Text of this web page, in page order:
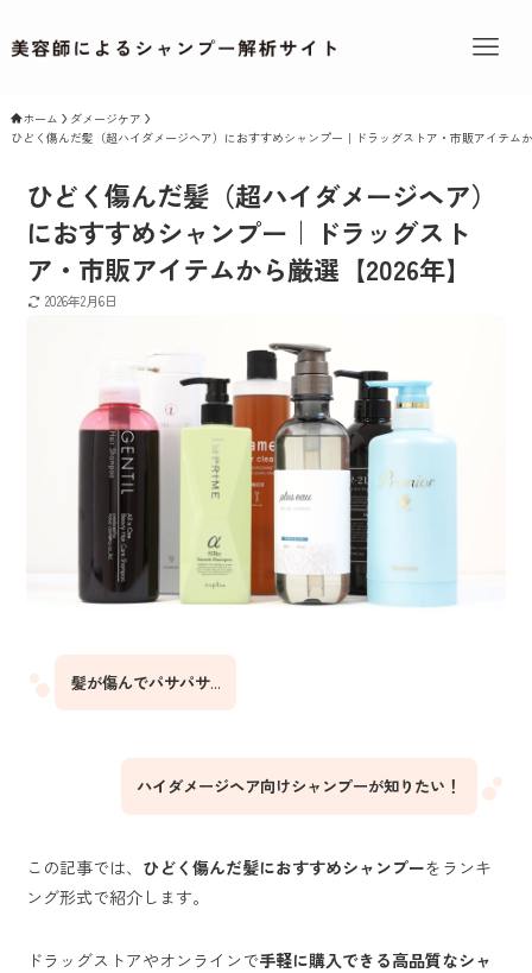
ホーム
ダメージケア
ひどく傷んだ髪（超ハイダメージヘア）におすすめシャンプー｜ドラッグストア・市販アイテムか
ひどく傷んだ髪（超ハイダメージヘア）
におすすめシャンプー｜ドラッグスト
ア・市販アイテムから厳選【2026年】
2026年2月6日
髪が傷んでパサパサ...
ハイダメージヘア向けシャンプーが知りたい！
この記事では、 ひどく傷んだ髪におすすめシャンプーをランキ
ング形式で紹介します。
ドラッグストアやオンラインで手軽に購入できる高品質なシャ